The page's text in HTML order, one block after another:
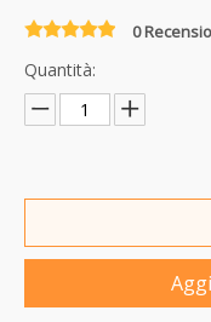
0
Quantità: